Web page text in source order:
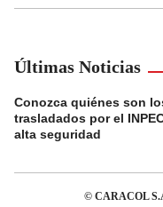
Últimas Noticias
Conozca quiénes son
trasladados por el
alta seguridad
© CARACOL